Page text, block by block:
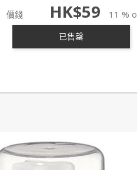
價錢 HK$59 11 %
已售罄